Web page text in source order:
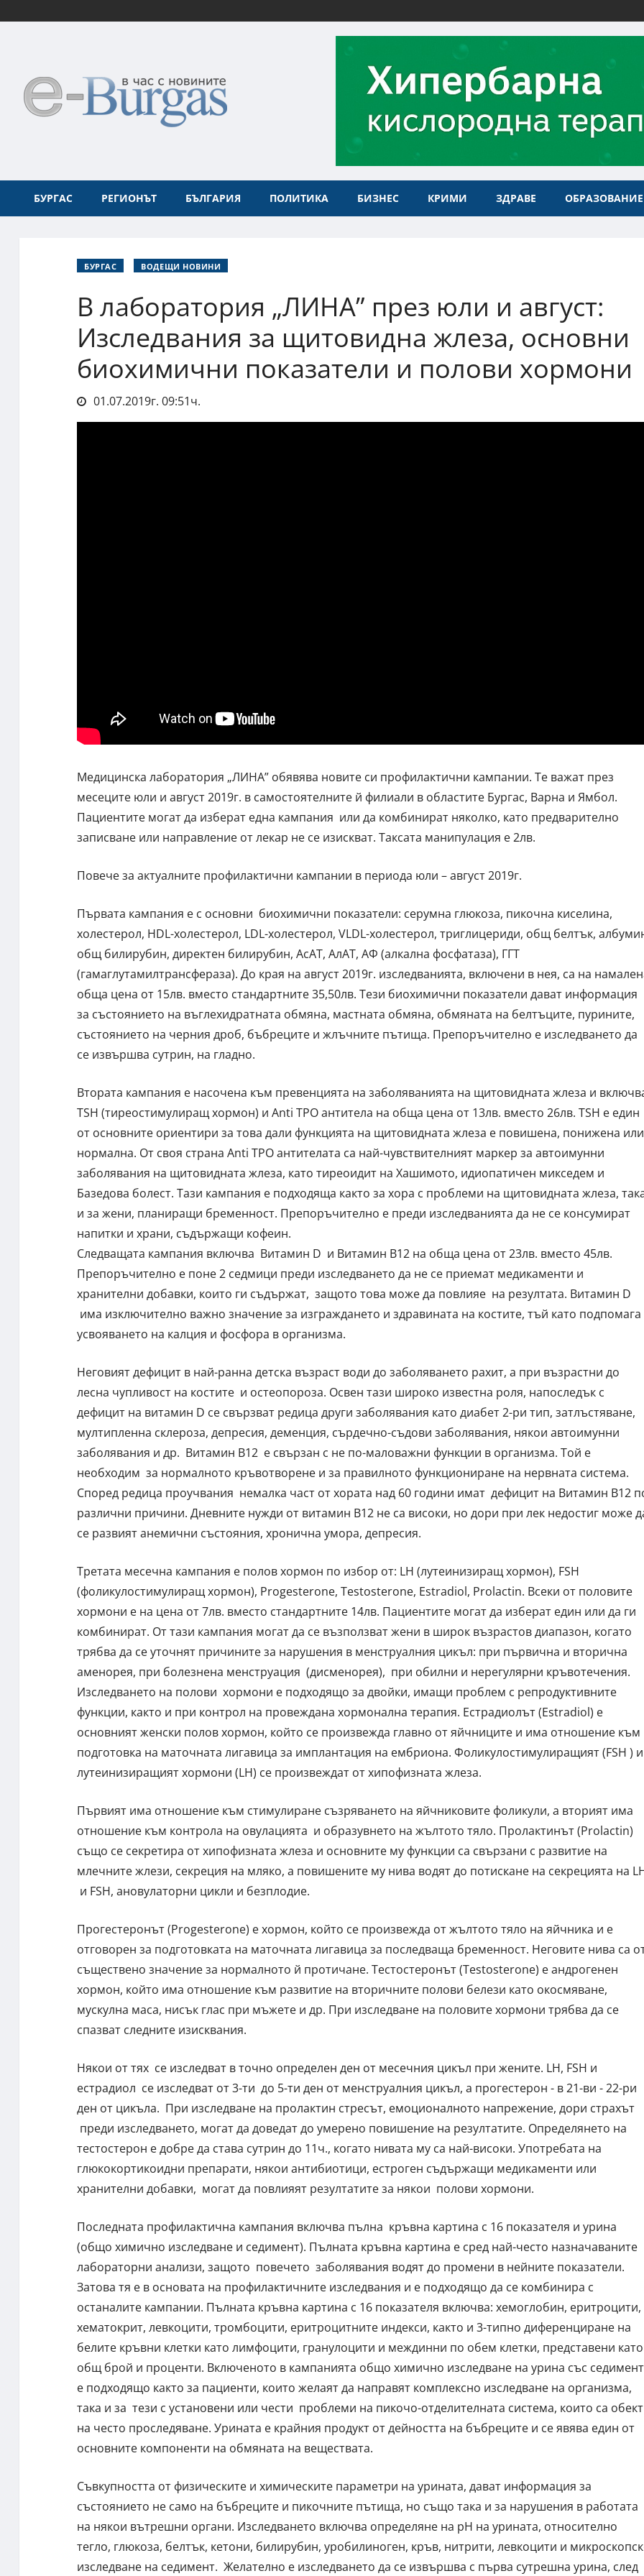
БУРГАС РЕГИОНЪТ БЪЛГАРИЯ ПОЛИТИКА БИЗНЕС КРИМИ ЗДРАВЕ ОБРАЗОВАНИЕ
БУРГАС ВОДЕЩИ НОВИНИ
В лаборатория „ЛИНА” през юли и август:
Изследвания за щитовидна жлеза, основни
биохимични показатели и полови хормони
01.07.2019г. 09:51ч.
Медицинска лаборатория „ЛИНА” обявява новите си профилактични кампании. Те важат през
месеците юли и август 2019г. в самостоятелните й филиали в областите Бургас, Варна и Ямбол.
Пациентите могат да изберат една кампания или да комбинират няколко, като предварително
записване или направление от лекар не се изискват. Таксата манипулация е 2лв.
Повече за актуалните профилактични кампании в периода юли – август 2019г.
Първата кампания е с основни биохимични показатели: серумна глюкоза, пикочна киселина,
холестерол, HDL-холестерол, LDL-холестерол, VLDL-холестерол, триглицериди, общ белтък,
общ билирубин, директен билирубин, АсАТ, АлАТ, АФ (алкална фосфатаза), ГГТ
(гамаглутамилтрансфераза). До края на август 2019г. изследванията, включени в нея, са на
обща цена от 15лв. вместо стандартните 35,50лв. Тези биохимични показатели дават информация
за състоянието на въглехидратната обмяна, мастната обмяна, обмяната на белтъците, пурините,
състоянието на черния дроб, бъбреците и жлъчните пътища. Препоръчително е изследването да
се извършва сутрин, на гладно.
Втората кампания е насочена към превенцията на заболяванията на щитовидната жлеза и
TSH (тиреостимулиращ хормон) и Anti TPO антитела на обща цена от 13лв. вместо 26лв. TSH е един
от основните ориентири за това дали функцията на щитовидната жлеза е повишена, понижена или
нормална. От своя страна Anti TPO антителата са най-чувствителният маркер за автоимунни
заболявания на щитовидната жлеза, като тиреоидит на Хашимото, идиопатичен микседем и
Базедова болест. Тази кампания е подходяща както за хора с проблеми на щитовидната жлеза,
и за жени, планиращи бременност. Препоръчително е преди изследванията да не се консумират
напитки и храни, съдържащи кофеин.
Следващата кампания включва Витамин D и Витамин В12 на обща цена от 23лв. вместо 45лв.
Препоръчително е поне 2 седмици преди изследването да не се приемат медикаменти и
хранителни добавки, които ги съдържат, защото това може да повлияе на резултата. Витамин D
има изключително важно значение за изграждането и здравината на костите, тъй като подпомага
усвояването на калция и фосфора в организма.
Неговият дефицит в най-ранна детска възраст води до заболяването рахит, а при възрастни до
лесна чупливост на костите и остеопороза. Освен тази широко известна роля, напоследък с
дефицит на витамин D се свързват редица други заболявания като диабет 2-ри тип, затлъстяване,
мултипленна склероза, депресия, деменция, сърдечно-съдови заболявания, някои автоимунни
заболявания и др. Витамин В12 е свързан с не по-маловажни функции в организма. Той е
необходим за нормалното кръвотворене и за правилното функциониране на нервната система.
Според редица проучвания немалка част от хората над 60 години имат дефицит на Витамин В12
различни причини. Дневните нужди от витамин В12 не са високи, но дори при лек недостиг може
се развият анемични състояния, хронична умора, депресия.
Третата месечна кампания е полов хормон по избор от: LH (лутеинизиращ хормон), FSH
(фоликулостимулиращ хормон), Progesterone, Testosterone, Estradiol, Prolactin. Всеки от половите
хормони е на цена от 7лв. вместо стандартните 14лв. Пациентите могат да изберат един или да ги
комбинират. От тази кампания могат да се възползват жени в широк възрастов диапазон, когато
трябва да се уточнят причините за нарушения в менструалния цикъл: при първична и вторична
аменорея, при болезнена менструация (дисменорея), при обилни и нерегулярни кръвотечения.
Изследването на полови хормони е подходящо за двойки, имащи проблем с репродуктивните
функции, както и при контрол на провеждана хормонална терапия. Естрадиолът (Estradiol) е
основният женски полов хормон, който се произвежда главно от яйчниците и има отношение към
подготовка на маточната лигавица за имплантация на ембриона. Фоликулостимулиращият (FSH ) и
лутеинизиращият хормони (LH) се произвеждат от хипофизната жлеза.
Първият има отношение към стимулиране съзряването на яйчниковите фоликули, а вторият има
отношение към контрола на овулацията и образувнето на жълтото тяло. Пролактинът (Prolactin)
също се секретира от хипофизната жлеза и основните му функции са свързани с развитие на
млечните жлези, секреция на мляко, а повишените му нива водят до потискане на секрецията на
и FSH, ановулаторни цикли и безплодие.
Прогестеронът (Progesterone) е хормон, който се произвежда от жълтото тяло на яйчника и е
отговорен за подготовката на маточната лигавица за последваща бременност. Неговите нива са
съществено значение за нормалното й протичане. Тестостеронът (Testosterone) е андрогенен
хормон, който има отношение към развитие на вторичните полови белези като окосмяване,
мускулна маса, нисък глас при мъжете и др. При изследване на половите хормони трябва да се
спазват следните изисквания.
Някои от тях се изследват в точно определен ден от месечния цикъл при жените. LH, FSH и
естрадиол се изследват от 3-ти до 5-ти ден от менструалния цикъл, а прогестерон - в 21-ви - 22-ри
ден от цикъла. При изследване на пролактин стресът, емоционалното напрежение, дори страхът
преди изследването, могат да доведат до умерено повишение на резултатите. Определянето на
тестостерон е добре да става сутрин до 11ч., когато нивата му са най-високи. Употребата на
глюкокортикоидни препарати, някои антибиотици, естроген съдържащи медикаменти или
хранителни добавки, могат да повлияят резултатите за някои полови хормони.
Последната профилактична кампания включва пълна кръвна картина с 16 показателя и урина
(общо химично изследване и седимент). Пълната кръвна картина е сред най-често назначаваните
лабораторни анализи, защото повечето заболявания водят до промени в нейните показатели.
Затова тя е в основата на профилактичните изследвания и е подходящо да се комбинира с
останалите кампании. Пълната кръвна картина с 16 показателя включва: хемоглобин, еритроцити,
хематокрит, левкоцити, тромбоцити, еритроцитните индекси, както и 3-типно диференциране на
белите кръвни клетки като лимфоцити, гранулоцити и междинни по обем клетки, представени като
общ брой и проценти. Включеното в кампанията общо химично изследване на урина със седимент
е подходящо както за пациенти, които желаят да направят комплексно изследване на организма,
така и за тези с установени или чести проблеми на пикочо-отделителната система, които са обект
на често проследяване. Урината е крайния продукт от дейността на бъбреците и се явява един от
основните компоненти на обмяната на веществата.
Съвкупността от физическите и химическите параметри на урината, дават информация за
състоянието не само на бъбреците и пикочните пътища, но също така и за нарушения в работата
на някои вътрешни органи. Изследването включва определяне на рН на урината, относително
тегло, глюкоза, белтък, кетони, билирубин, уробилиноген, кръв, нитрити, левкоцити и
изследване на седимент. Желателно е изследването да се извършва с първа сутрешна урина, след